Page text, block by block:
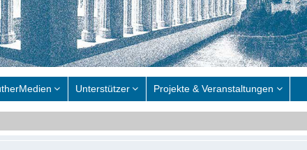
Unterstützer Projekte & Veranstaltungen